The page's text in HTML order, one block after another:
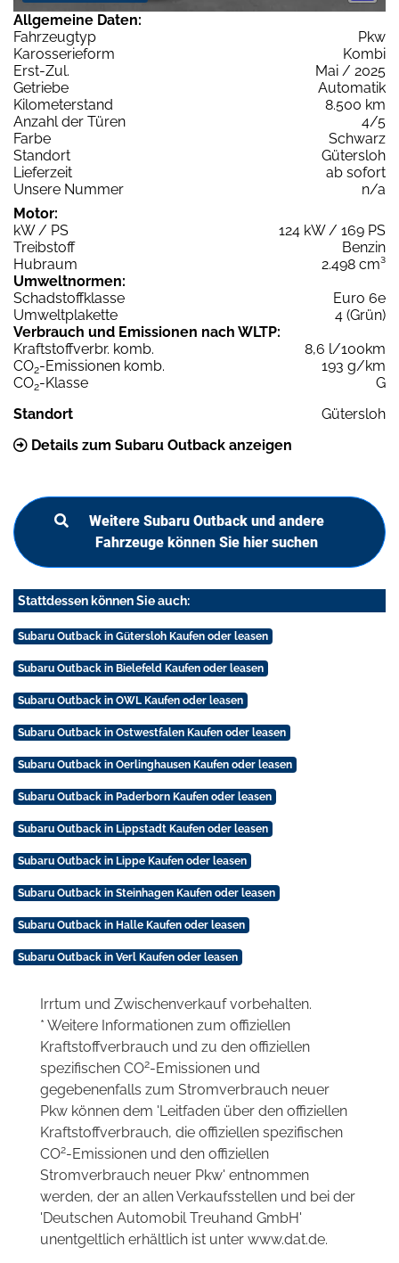
Allgemeine Daten:
Fahrzeugtyp
Pkw
Karosserieform
Kombi
Erst-Zul.
Mai / 2025
Getriebe
Automatik
Kilometerstand
8.500 km
Anzahl der Türen
4/5
Farbe
Schwarz
Standort
Gütersloh
Lieferzeit
ab sofort
Unsere Nummer
n/a
Motor:
kW / PS
124 kW / 169 PS
Treibstoff
Benzin
Hubraum
2.498 cm³
Umweltnormen:
Schadstoffklasse
Euro 6e
Umweltplakette
4 (Grün)
Verbrauch und Emissionen nach WLTP:
Kraftstoffverbr. komb.
8,6 l/100km
CO2-Emissionen komb.
193 g/km
CO2-Klasse
G
Standort
Gütersloh
Details zum Subaru Outback anzeigen
Weitere Subaru Outback und andere
Fahrzeuge können Sie hier suchen
Stattdessen können Sie auch:
Subaru Outback in Gütersloh Kaufen oder leasen
Subaru Outback in Bielefeld Kaufen oder leasen
Subaru Outback in OWL Kaufen oder leasen
Subaru Outback in Ostwestfalen Kaufen oder leasen
Subaru Outback in Oerlinghausen Kaufen oder leasen
Subaru Outback in Paderborn Kaufen oder leasen
Subaru Outback in Lippstadt Kaufen oder leasen
Subaru Outback in Lippe Kaufen oder leasen
Subaru Outback in Steinhagen Kaufen oder leasen
Subaru Outback in Halle Kaufen oder leasen
Subaru Outback in Verl Kaufen oder leasen
Irrtum und Zwischenverkauf vorbehalten.
* Weitere Informationen zum offiziellen
Kraftstoffverbrauch und zu den offiziellen
spezifischen CO2-Emissionen und
gegebenenfalls zum Stromverbrauch neuer
Pkw können dem 'Leitfaden über den offiziellen
Kraftstoffverbrauch, die offiziellen spezifischen
CO2-Emissionen und den offiziellen
Stromverbrauch neuer Pkw' entnommen
werden, der an allen Verkaufsstellen und bei der
'Deutschen Automobil Treuhand GmbH'
unentgeltlich erhältlich ist unter www.dat.de.